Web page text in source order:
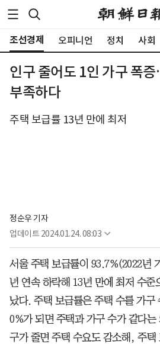
조선경제 오피니언 정치 사회
인구 줄어도 1인 가구 폭
부족하다
주택 보급률 13년 만에 최저
정순우 기자
업데이트 2024.01.24. 08:03
서울 주택 보급률이 93.7%(2022년
년 연속 하락해 13년 만에 최저 수준
났다. 주택 보급률은 주택 수를 가구
0%가 되면 주택과 가구 수가 같다는
구가 줄면 주택 수요도 감소해, 주택